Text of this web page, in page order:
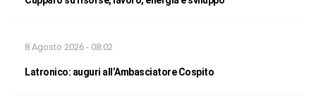
8 Agosto 2026 - 08:02
Latronico: auguri all’Ambasciatore Cospito